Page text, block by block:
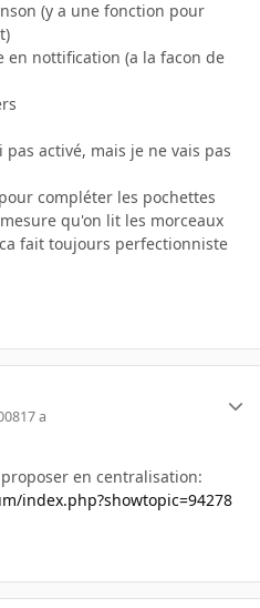
(y a une fonction pour
en nottification (a la facon de
activé, mais je ne vais pas
compléter les pochettes
qu'on lit les morceaux
fait toujours perfectionniste
17 a
en centralisation:
index.php?showtopic=94278